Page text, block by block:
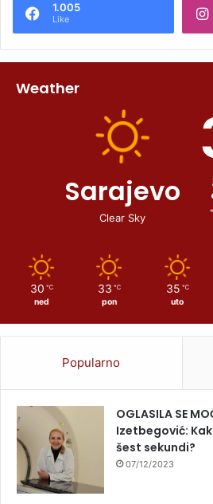
1.005
Like
Weather
Sarajevo
Clear Sky
30 ℃
ned
33 ℃
pon
35 ℃
uto
Popularno
OGLASILA SE
Izetbegović:
šest sekundi?
07/12/2023